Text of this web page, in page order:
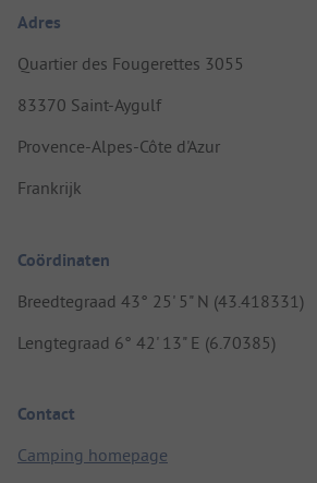
Adres
Quartier des Fougerettes 3055
83370 Saint-Aygulf
Provence-Alpes-Côte d'Azur
Frankrijk
Coördinaten
Breedtegraad 43° 25' 5" N (43.418331)
Lengtegraad 6° 42' 13" E (6.70385)
Contact
Camping homepage